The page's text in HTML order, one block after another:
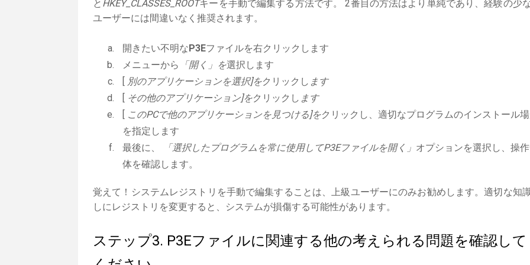
と HKEY_CLASSES_ROOTキーを手動で編集する方法です。 2番目の方法はより単純であり、経験の少
ユーザーには間違いなく推奨されます。
開きたい不明なP3Eファイルを右クリックします
メニューから
「開く」を選択します
[ 別のアプリケーションを選択]をクリックし ます
[ その他のアプリケーション]をクリックし ます
[ このPCで他のアプリケーションを見つける]をクリックし、適切なプログラムのインストール
を指定します
最後に、
「選択したプログラムを常に使用してP3Eファイルを開く」 オプションを選択し、操
体を確認します。
覚えて！システムレジストリを手動で編集することは、上級ユーザーにのみお勧めします。適切な知
しにレジストリを変更すると、システムが損傷する可能性があります。
ステップ3. P3Eファイルに関連する他の考えられる問題を確認して